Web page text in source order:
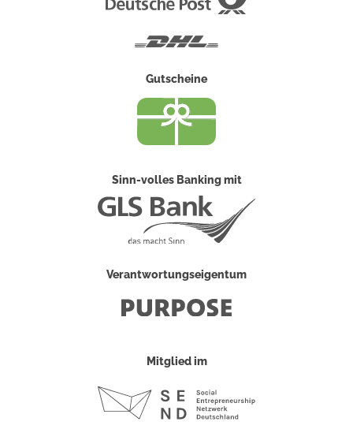
Gutscheine
Sinn-volles Banking mit
Verantwortungseigentum
Mitglied im